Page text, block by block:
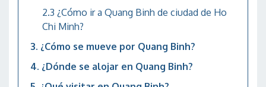
¿Cómo ir a Quang Binh de ciudad de Ho
Chi Minh?
¿Cómo se mueve por Quang Binh?
¿Dónde se alojar en Quang Binh?